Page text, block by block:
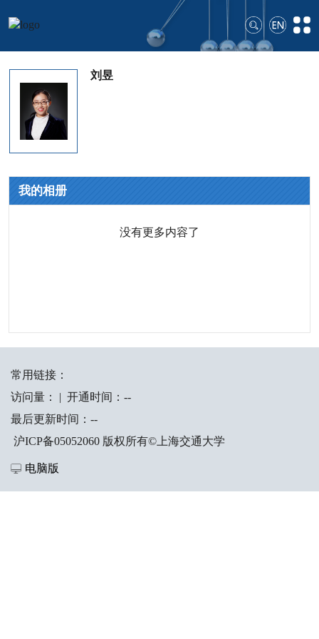
刘昱
我的相册
没有更多内容了
常用链接：
访问量：
| 开通时间： --
最后更新时间： --
沪ICP备05052060 版权所有©上海交通大学
电脑版